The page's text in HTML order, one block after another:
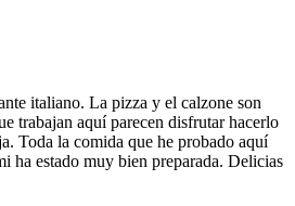
italiano. La pizza y el calzone son
trabajan aquí parecen disfrutar hacerlo
Toda la comida que he probado aquí
ha estado muy bien preparada. Delicias